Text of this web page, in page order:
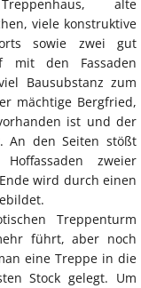
alte
viele konstruktive
sowie zwei gut
mit den Fassaden
Bausubstanz zum
mächtige Bergfried,
ist und der
An den Seiten stößt
zweier
wird durch einen
Treppenturm
führt, aber noch
eine Treppe in die
Stock gelegt. Um